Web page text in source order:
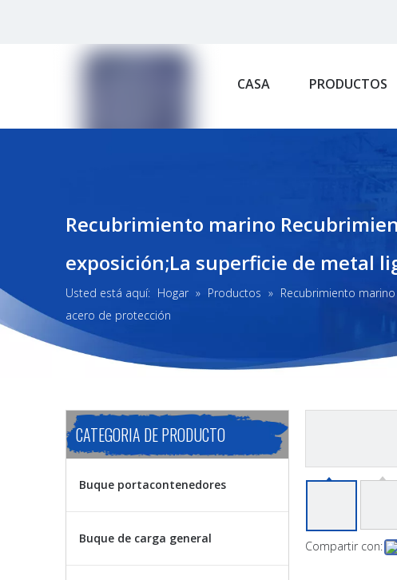
CASA PRODUCTOS
Recubrimiento marino
exposición;La superficie de metal
Usted está aquí: Hogar » Productos » Recubrimiento
acero de protección
CATEGORIA DE PRODUCTO
Buque portacontenedores
Buque de carga general
Compartir con: